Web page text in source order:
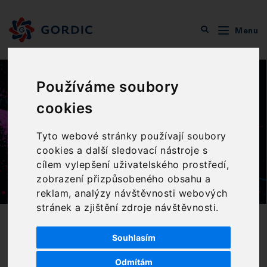
Používáme soubory
cookies
Tyto webové stránky používají soubory
cookies a další sledovací nástroje s
cílem vylepšení uživatelského prostředí,
zobrazení přizpůsobeného obsahu a
reklam, analýzy návštěvnosti webových
stránek a zjištění zdroje návštěvnosti.
Souhlasím
Odmítám
Menu
Testy odolnosti
informačního systému
CHARAKTERISTIKA PRODUKTU
Odhalení slabých míst